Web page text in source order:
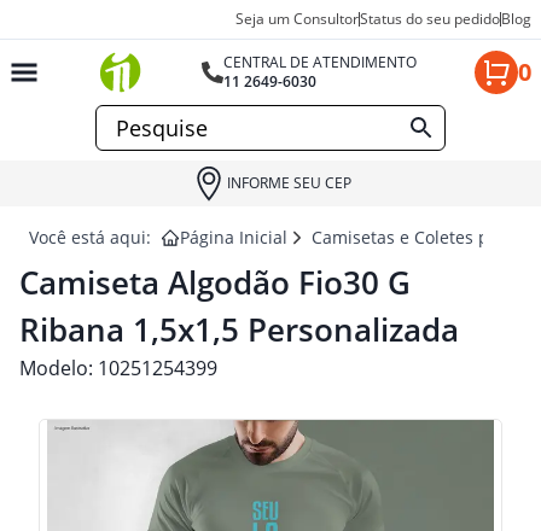
Seja um ConsultorStatus do seu pedidoBlog
CENTRAL DE ATENDIMENTO
11 2649-6030
0
INFORME SEU CEP
Você está aqui: Página Inicial Camisetas e Coletes para
Camiseta Algodão Fio30 G
Ribana 1,5x1,5 Personalizada
Modelo: 10251254399